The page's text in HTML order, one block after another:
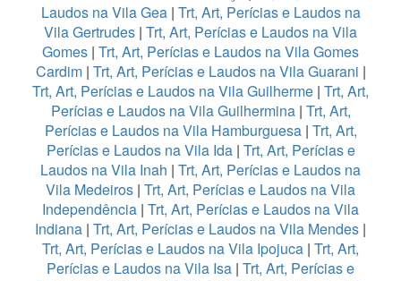
Laudos na Vila Gea| Trt, Art, Perícias e Laudos na
Vila Gertrudes | Trt, Art, Perícias e Laudos na Vila
Gomes | Trt, Art, Perícias e Laudos na Vila Gomes
Cardim| Trt, Art, Perícias e Laudos na Vila Guarani |
Trt, Art, Perícias e Laudos na Vila Guilherme | Trt, Art,
Perícias e Laudos na Vila Guilhermina| Trt, Art,
Perícias e Laudos na Vila Hamburguesa| Trt, Art,
Perícias e Laudos na Vila Ida| Trt, Art, Perícias e
Laudos na Vila Inah | Trt, Art, Perícias e Laudos na
Vila Medeiros | Trt, Art, Perícias e Laudos na Vila
Independência | Trt, Art, Perícias e Laudos na Vila
Indiana | Trt, Art, Perícias e Laudos na Vila Mendes |
Trt, Art, Perícias e Laudos na Vila Ipojuca | Trt, Art,
Perícias e Laudos na Vila Isa | Trt, Art, Perícias e